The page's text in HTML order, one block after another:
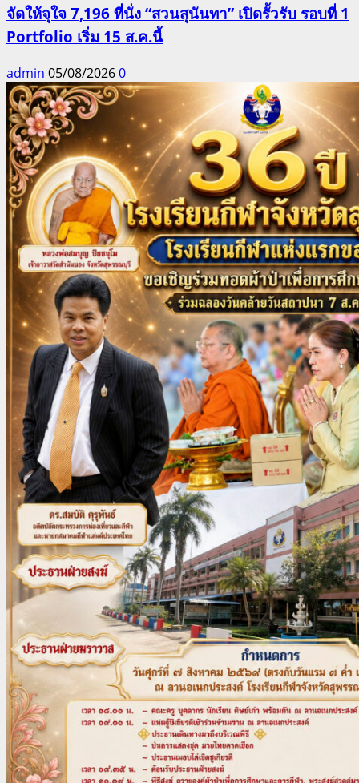
จัดให้จุใจ 7,196 ที่นั่ง “สวนสุนันทา” เปิดรั้วรับ รอบที่ 1
Portfolio เริ่ม 15 ส.ค.นี้
admin 05/08/20260